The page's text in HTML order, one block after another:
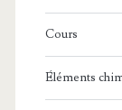
Cours
Éléments